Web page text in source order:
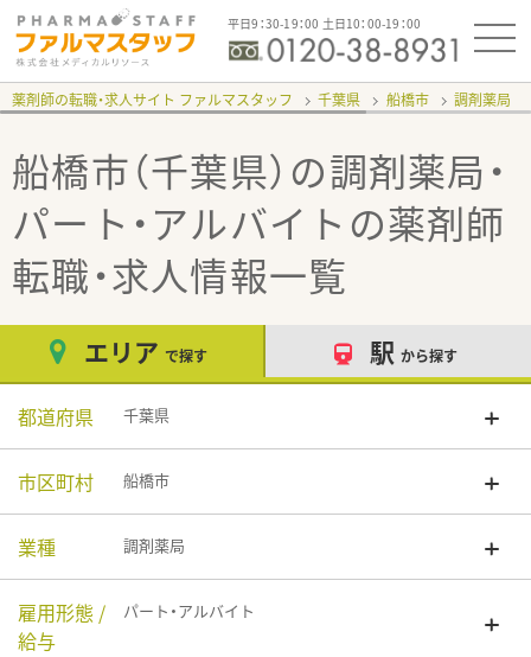
平日9：30-19：00 土日10：00-19：00
薬剤師の転職・求人サイト ファルマスタッフ 千葉県 船橋市 調剤薬局
船橋市（千葉県）の調剤薬局・
パート・アルバイト の薬剤師
転職・求人情報一覧
エリア で探す 駅 から探す
都道府県 千葉県
市区町村 船橋市
業種 調剤薬局
雇用形態 /
給与
パート・アルバイト